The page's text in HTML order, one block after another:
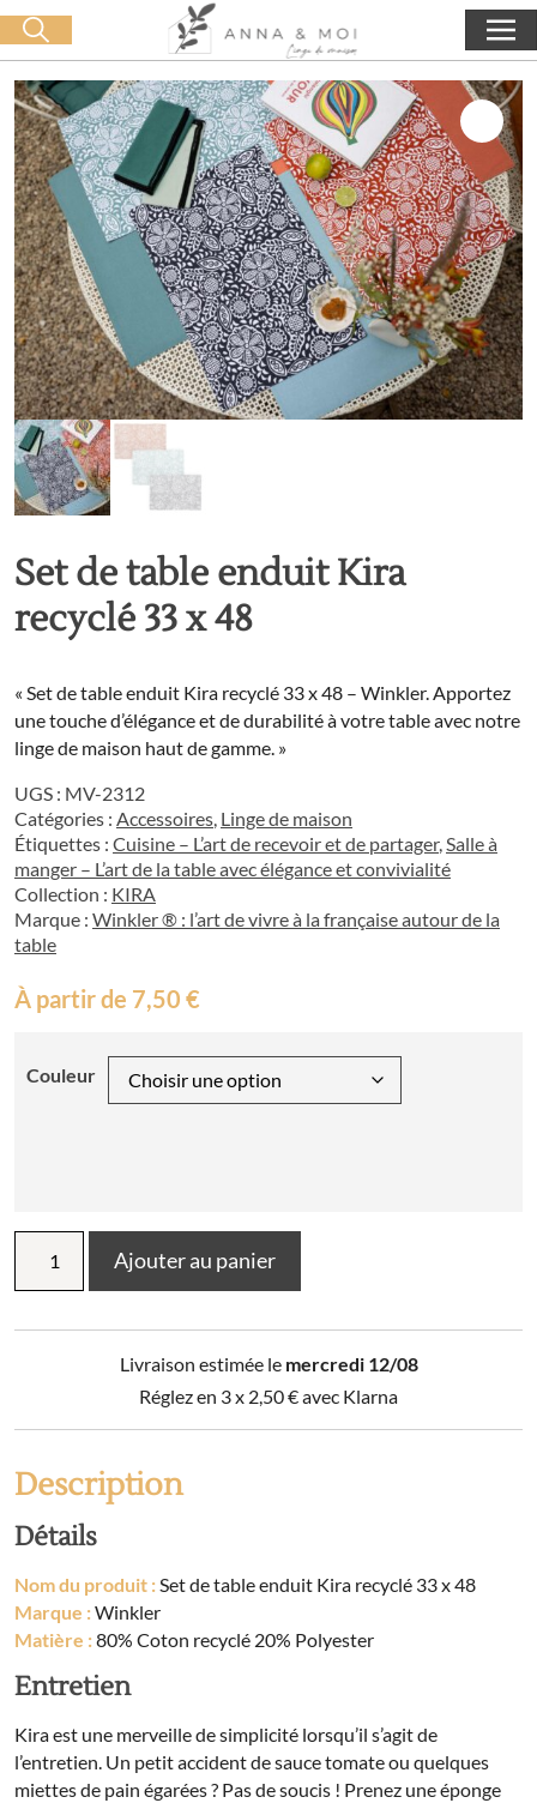
Livraison offerte dès 60€ d'achat 0,00€
Lancer la recherche
Set de table enduit Kira
recyclé 33 x 48
« Set de table enduit Kira recyclé 33 x 48 – Winkler. Apportez
une touche d’élégance et de durabilité à votre table avec notre
linge de maison haut de gamme. »
UGS : MV-2312
Catégories : Accessoires Linge de maison
Étiquettes : Cuisine – L’art de recevoir et de partager, Salle à
manger – L’art de la table avec élégance et convivialité
Collection : KIRA
Marque : Winkler ® : l’art de vivre à la française autour de la
table
À partir de 7,50 €
Couleur
Set
x
48
Ajouter au panier
Livraison estimée le mercredi 12/08
Réglez en 3 x 2,50€avec Klarna
Description
Détails
Nom du produit : Set de table enduit Kira recyclé 33 x 48
Marque :Winkler
Matière :80% Coton recyclé 20% Polyester
Entretien
Kira est une merveille de simplicité lorsqu’il s’agit de
l’entretien. Un petit accident de sauce tomate ou quelques
miettes de pain égarées ? Pas de soucis ! Prenez une éponge